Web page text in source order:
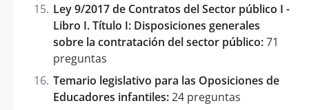
Ley 9/2017 de Contratos del Sector público I -
Libro I. Título I: Disposiciones generales
sobre la contratación del sector público:71
preguntas
Temario legislativo para las Oposiciones de
Educadores infantiles:24 preguntas